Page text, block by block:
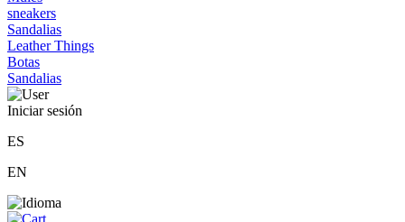
sneakers
Sandalias
Leather Things
Botas
Sandalias
Iniciar sesión
ES
EN